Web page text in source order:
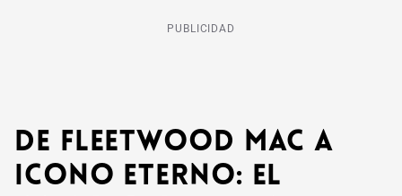
PUBLICIDAD
De Fleetwood Mac a
icono eterno: El